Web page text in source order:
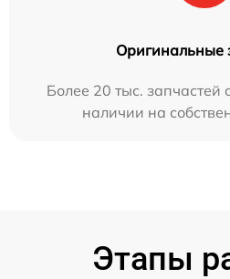
Оригинальные
Более 20 тыс. запчастей
наличии на
Этапы